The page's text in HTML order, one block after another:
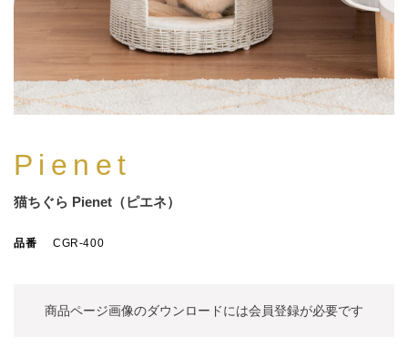
Pienet
猫ちぐら Pienet（ピエネ）
品番 CGR-400
商品ページ画像のダウンロードには会員登録が必要です